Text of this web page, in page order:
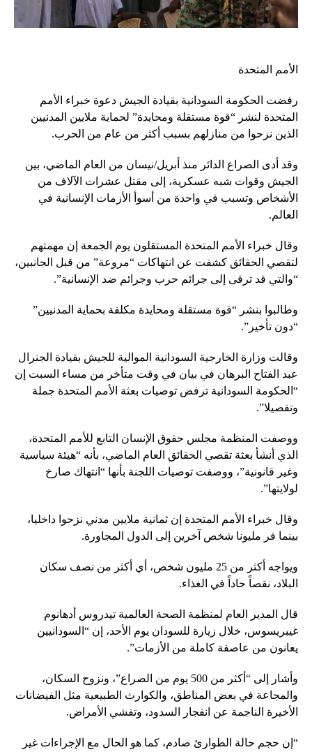
الأمم المتحدة
رفضت الحكومة السودانية بقيادة الجيش دعوة خبراء الأمم
المتحدة لنشر “قوة مستقلة ومحايدة” لحماية ملايين المدنيين
الذين نزحوا من منازلهم بسبب أكثر من عام من الحرب.
وقد أدى الصراع الدائر منذ أبريل/نيسان من العام الماضي، بين
الجيش وقوات شبه عسكرية، إلى مقتل عشرات الآلاف من
الأشخاص وتسبب في واحدة من أسوأ الأزمات الإنسانية في
العالم.
وقال خبراء الأمم المتحدة المستقلون يوم الجمعة إن مهمتهم
لتقصي الحقائق كشفت عن انتهاكات “مروعة” من قبل الجانبين،
“والتي قد ترقى إلى جرائم حرب وجرائم ضد الإنسانية”.
وطالبوا بنشر “قوة مستقلة ومحايدة مكلفة بحماية المدنيين”
“دون تأخير”.
وقالت وزارة الخارجية السودانية الموالية للجيش بقيادة الجنرال
عبد الفتاح البرهان في بيان في وقت متأخر من مساء السبت إن
“الحكومة السودانية ترفض توصيات بعثة الأمم المتحدة جملة
وتفصيلا”.
ووصفت المنظمة مجلس حقوق الإنسان التابع للأمم المتحدة،
الذي أنشأ بعثة تقصي الحقائق العام الماضي، بأنه “هيئة سياسية
وغير قانونية”، ووصفت توصيات اللجنة بأنها “انتهاك صارخ
لولايتها”.
وقال خبراء الأمم المتحدة إن ثمانية ملايين مدني نزحوا داخليا،
بينما فر مليونا شخص آخرين إلى الدول المجاورة.
ويواجه أكثر من 25 مليون شخص، أي أكثر من نصف سكان
البلاد، نقصاً حاداً في الغذاء.
قال المدير العام لمنظمة الصحة العالمية تيدروس أدهانوم
غيبريسوس، خلال زيارة للسودان يوم الأحد، إن “السودانيين
يعانون من عاصفة كاملة من الأزمات”.
وأشار إلى “أكثر من 500 يوم من الصراع”، ونزوح السكان،
والمجاعة في بعض المناطق، والكوارث الطبيعية مثل الفيضانات
الأخيرة الناجمة عن انفجار السدود، وتفشي الأمراض.
“إن حجم حالة الطوارئ صادم، كما هو الحال مع الإجراءات غير